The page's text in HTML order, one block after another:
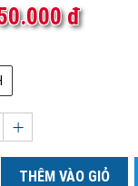
đ
THÊM VÀO GIỎ